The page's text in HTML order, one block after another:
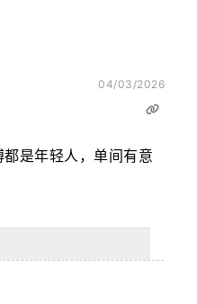
04/03/2026
是年轻人，单间有意